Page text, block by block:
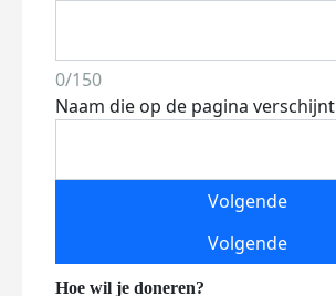
0/150
Naam die op de pagina verschijnt
Volgende
Volgende